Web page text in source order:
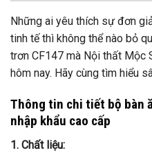
Những ai yêu thích sự đơn
tinh tế thì không thể nào bỏ
trơn CF147 mà Nội thất Mộc
hôm nay. Hãy cùng tìm hiểu
Thông tin chi tiết bộ bàn
nhập khẩu cao cấp
1. Chất liệu: